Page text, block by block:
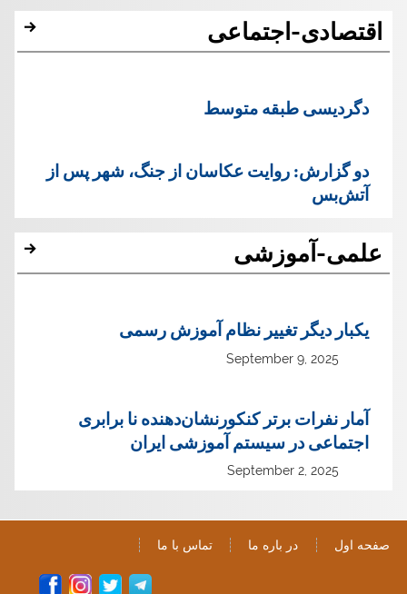
اقتصادی-اجتماعی
دگردیسی طبقه متوسط
دو گزارش: روایت عکاسان از جنگ، شهر پس از
آتش‌بس
علمی-آموزشی
یک‏بار دیگر تغییر نظام آموزش رسمی
September 9, 2025
آمار نفرات برتر کنکورنشان‌دهنده نا برابری
اجتماعی در سیستم آموزشی ایران
September 2, 2025
صفحه اول در باره ما تماس با ما